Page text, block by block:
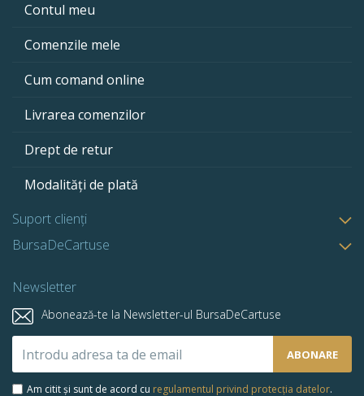
Contul meu
Comenzile mele
Cum comand online
Livrarea comenzilor
Drept de retur
Modalități de plată
Suport clienți
BursaDeCartuse
Newsletter
Abonează-te la Newsletter-ul BursaDeCartuse
la
newsletter-
ABONARE
Am citit și sunt de acord cu regulamentul privind protecția datelor.